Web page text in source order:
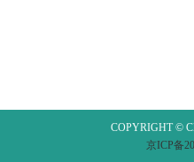
COPYRIGHT ©
京ICP备